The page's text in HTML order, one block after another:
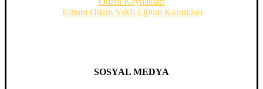
Tohum Otizm Vakfı Eğitim Kurumları
SOSYAL MEDYA